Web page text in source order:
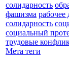
солидарность
фашизма
солидарность
социальный
трудовые
Мета теги